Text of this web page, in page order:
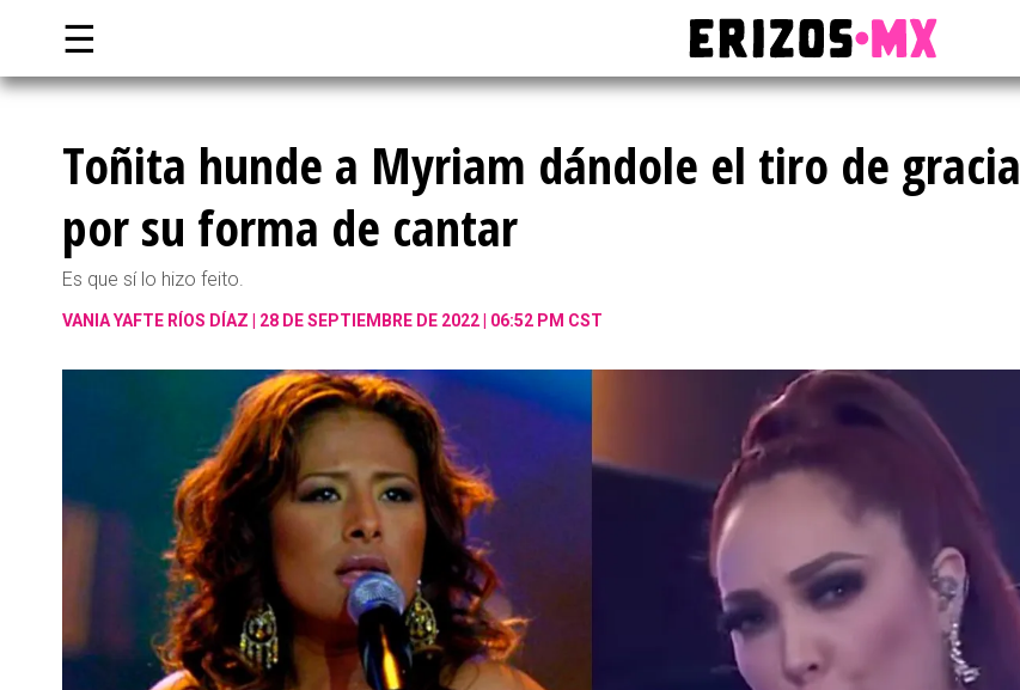
☰
Toñita hunde a Myriam dándole el tiro de gracia
por su forma de cantar
Es que sí lo hizo feito.
VANIA YAFTE RÍOS DÍAZ 28 DE SEPTIEMBRE DE 2022 | 06:52 PM CST